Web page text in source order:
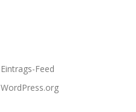
Eintrags-Feed
WordPress.org